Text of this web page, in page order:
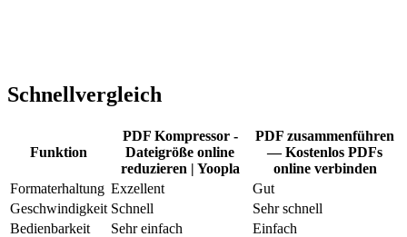
Schnellvergleich
Funktion
PDF Kompressor -
Dateigröße online
reduzieren | Yoopla
PDF zusammenführen
— Kostenlos PDFs
online verbinden
Formaterhaltung Exzellent
Gut
Geschwindigkeit Schnell
Sehr schnell
Bedienbarkeit
Sehr einfach
Einfach